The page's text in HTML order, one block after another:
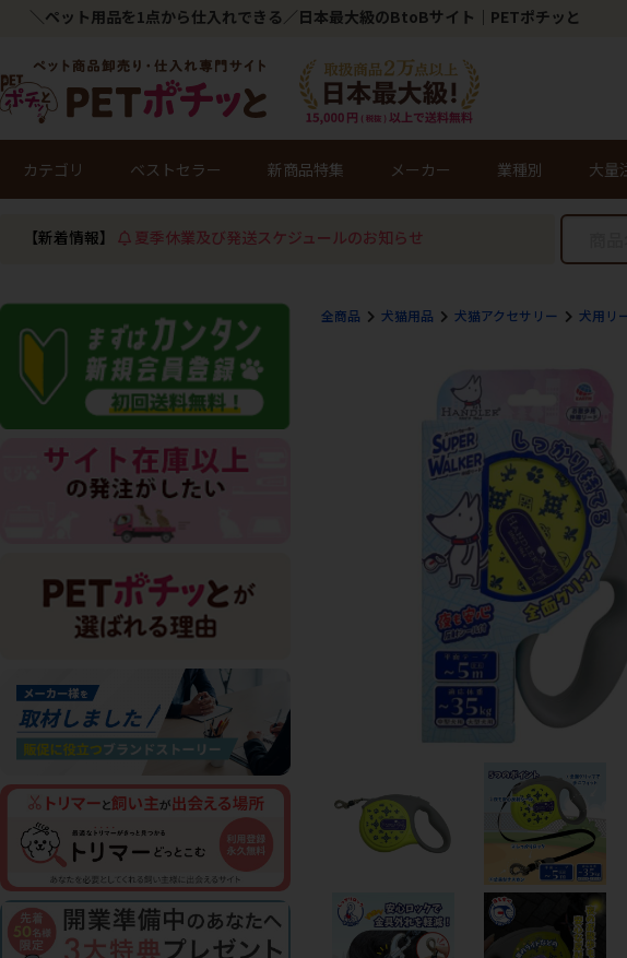
＼ペット用品を1点から仕入れできる／日本最大級のBtoBサイト｜PETポチッと
カテゴリ ベストセラー 新商品特集 メーカー 業種別 大量
【新着情報】 夏季休業及び発送スケジュールのお知らせ
全商品 犬猫用品 犬猫アクセサリー 犬用リ